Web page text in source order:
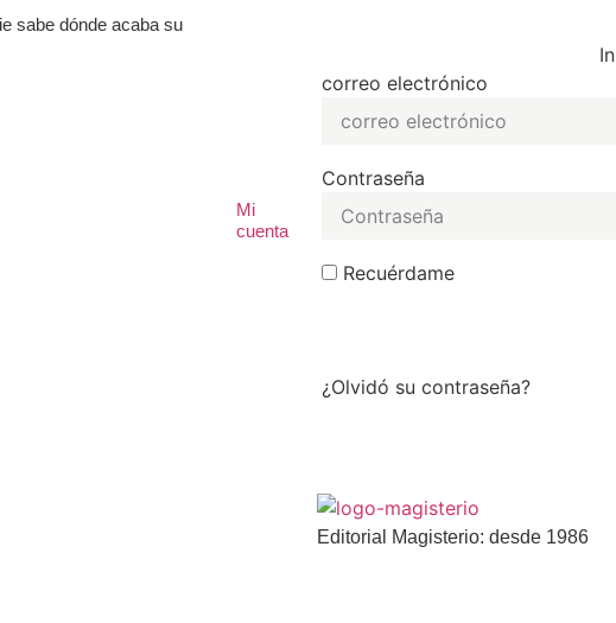
sabe dónde acaba su
Mi
cuenta
correo electrónico
Contraseña
Recuérdame
¿Olvidó su contraseña?
Editorial Magisterio: desde 1986